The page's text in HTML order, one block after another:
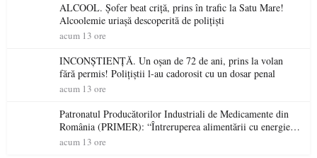
ALCOOL. Șofer beat criță, prins în trafic la Satu Mare!
Alcoolemie uriașă descoperită de polițiști
acum 13 ore
INCONȘTIENȚĂ. Un oșan de 72 de ani, prins la volan
fără permis! Polițiștii l-au cadorosit cu un dosar penal
acum 13 ore
Patronatul Producătorilor Industriali de Medicamente din
România (PRIMER): “Întreruperea alimentării cu energie
electrică a fabricilor de medicamente va pune în pericol
acum 13 ore